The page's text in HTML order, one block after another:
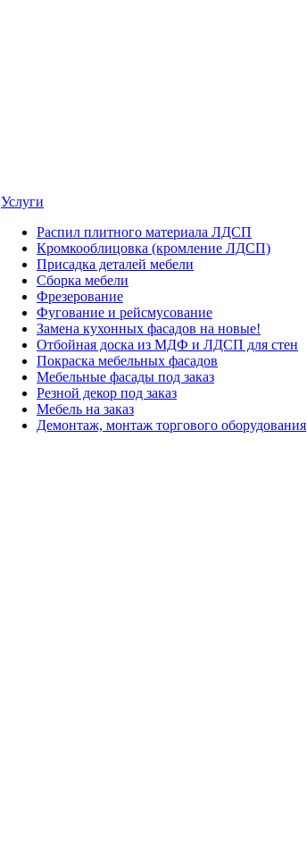
Услуги
Распил плитного материала ЛДСП
Кромкооблицовка (кромление ЛДСП)
Присадка деталей мебели
Сборка мебели
Фрезерование
Фугование и рейсмусование
Замена кухонных фасадов на новые!
Отбойная доска из МДФ и ЛДСП для стен
Покраска мебельных фасадов
Мебельные фасады под заказ
Резной декор под заказ
Мебель на заказ
Демонтаж, монтаж торгового оборудования